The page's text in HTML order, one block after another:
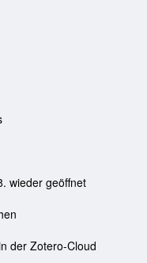
wieder geöffnet
der Zotero-Cloud